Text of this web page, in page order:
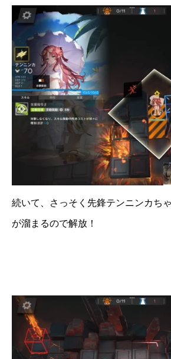
続いて、さっそく先鋒テンニンカち
が溜まるので解放！